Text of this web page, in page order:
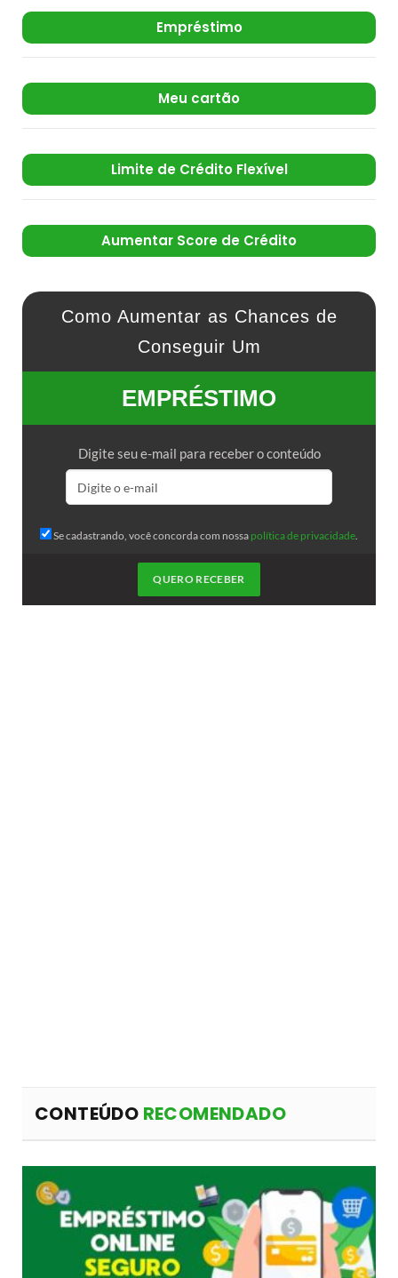
Empréstimo
Meu cartão
Limite de Crédito Flexível
Aumentar Score de Crédito
Como Aumentar as Chances de
Conseguir Um
EMPRÉSTIMO
Digite seu e-mail para receber o conteúdo
Se cadastrando, você concorda com nossa política de privacidade.
QUERO RECEBER
CONTEÚDO RECOMENDADO